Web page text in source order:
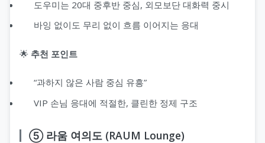
도우미는 20대 중후반 중심, 외모보단 대화력 중시
바잉 없이도 무리 없이 흐름 이어지는 응대
🌟 추천 포인트
“과하지 않은 사람 중심 유흥”
VIP 손님 응대에 적절한, 클린한 정제 구조
⑤ 라움 여의도 (RAUM Lounge)